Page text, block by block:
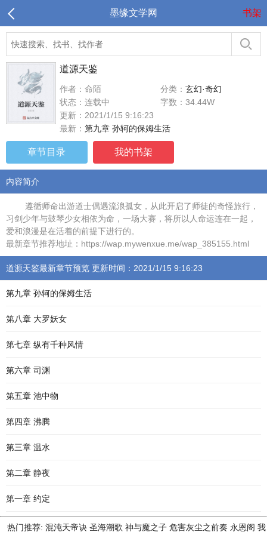
墨缘文学网 书架
道源天鉴
作者：命陌 分类： 玄幻·奇幻
状态：连载中
字数：34.44W
更新：2021/1/15 9:16:23
最新： 第九章 孙轲的保姆生活
章节目录 我的书架
内容简介
遵循师命出游道士偶遇流浪孤女，从此开启了师徒的奇怪旅行，
习剑少年与鼓琴少女相依为命，一场大赛，将所以人命运连在一起，
爱和浪漫是在活着的前提下进行的。
最新章节推荐地址：https://wap.mywenxue.me/wap_385155.html
道源天鉴最新章节预览 更新时间：2021/1/15 9:16:23
第九章 孙轲的保姆生活
第八章 大罗妖女
第七章 纵有千种风情
第六章 司渊
第五章 池中物
第四章 沸腾
第三章 温水
第二章 静夜
第一章 约定
热门推荐: 混沌天帝诀 圣海潮歌 神与魔之子 危害灰尘之前奏 永恩阁 我